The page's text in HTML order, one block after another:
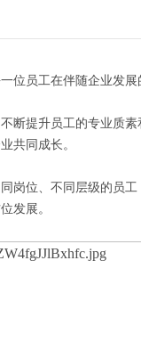
位员工在伴随企业发
断提升员工的专业质
共同成长。
岗位、不同层级的员
发展。